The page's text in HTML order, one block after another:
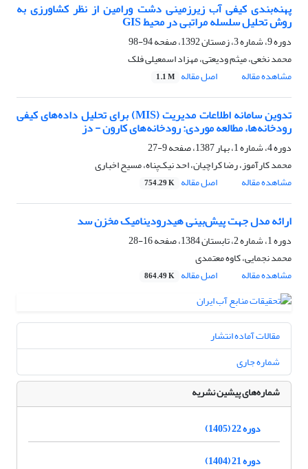
پهنه‌بندی کیفی آب زیرزمینی دشت ورامین از نظر کشاورزی به
روش تحلیل سلسله مراتبی در محیط GIS
دوره 9، شماره 3، زمستان 1392، صفحه
94-98
محمد نخعی، میثم ودیعتی، مهزاد اسمعیلی فلک
مشاهده مقاله
اصل مقاله 1.1 M
تدوین سامانه اطلاعات مدیریت (MIS) برای تحلیل داده‌های کیفی
رودخانه‌ها، مطالعه موردی: رودخانه‌های کارون - دز
دوره 4، شماره 1، بهار 1387، صفحه
9-27
محمد کارآموز، رضا کراچیان، احد نیک‌پناه، مسیح اخباری
مشاهده مقاله
اصل مقاله 754.29 K
ارائه مدل جهت پیش‌بینی هیدرودینامیک مخزن سد
دوره 1، شماره 2، تابستان 1384، صفحه
16-28
محمد نجمایی، کاوه معتمدی
مشاهده مقاله
اصل مقاله 864.49 K
مقالات آماده انتشار
شماره جاری
شماره‌های پیشین نشریه
دوره 22 (1405)
دوره 21 (1404)